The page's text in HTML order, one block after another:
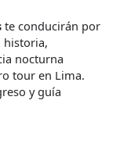
te conducirán por
historia,
nocturna
tour en Lima.
y guía